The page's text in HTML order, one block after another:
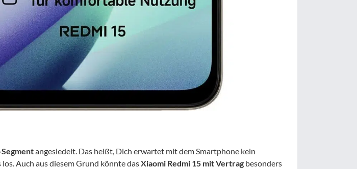
angesiedelt. Das heißt, Dich erwartet mit dem Smartphone kein
los. Auch aus diesem Grund könnte dasXiaomi Redmi 15 mit Vertrag besonders